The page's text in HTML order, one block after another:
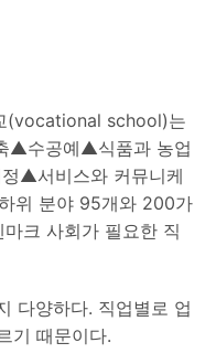
(vocational school)는
▲수공예▲식품과 농업
▲서비스와 커뮤니케
위 분야 95개와 200가
크 사회가 필요한 직
다양하다. 직업별로 업
기 때문이다.